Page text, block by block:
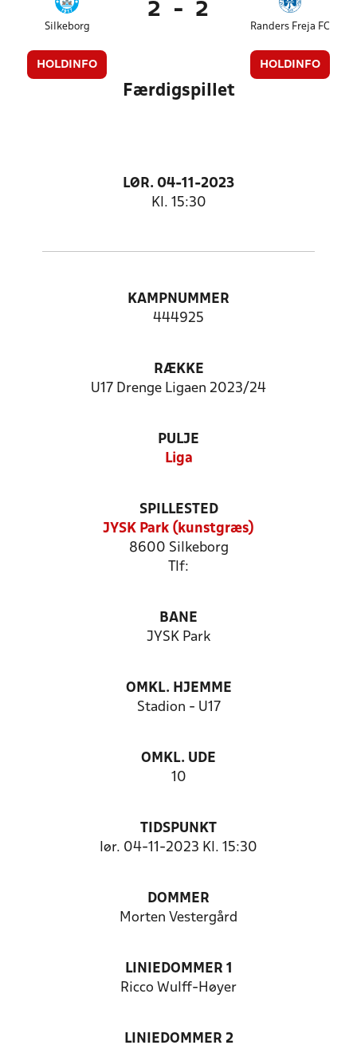
Silkeborg
HOLDINFO
2 - 2
Randers Freja FC
HOLDINFO
Færdigspillet
LØR. 04-11-2023
Kl. 15:30
KAMPNUMMER
444925
RÆKKE
U17 Drenge Ligaen 2023/24
PULJE
Liga
SPILLESTED
JYSK Park (kunstgræs)
8600 Silkeborg
Tlf:
BANE
JYSK Park
OMKL. HJEMME
Stadion - U17
OMKL. UDE
10
TIDSPUNKT
lør. 04-11-2023 Kl. 15:30
DOMMER
Morten Vestergård
LINIEDOMMER 1
Ricco Wulff-Høyer
LINIEDOMMER 2